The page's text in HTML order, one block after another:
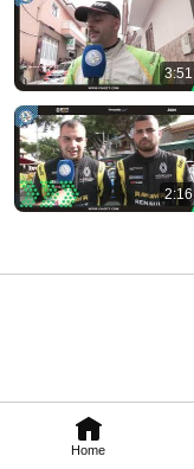
Home
3:51
2:16